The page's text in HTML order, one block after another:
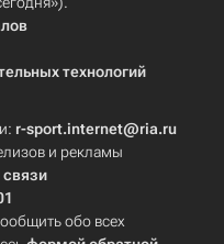
технологий
r-sport.internet@ria.ru
и рекламы
обо всех